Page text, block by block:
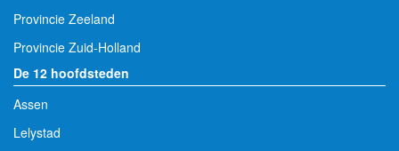
Provincie Zeeland
Provincie Zuid-Holland
De 12 hoofdsteden
Assen
Lelystad